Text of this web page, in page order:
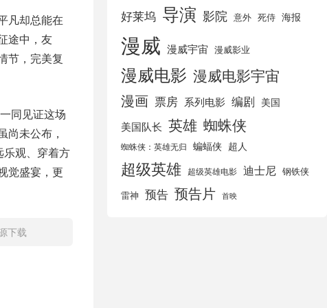
凡却总能在
途中，友
节，完美复
同见证这场
尚未公布，
乐观、穿着方
觉盛宴，更
下载
好莱坞 导演 影院 意外 死侍 海报
漫威 漫威宇宙 漫威影业
漫威电影 漫威电影宇宙
漫画 票房 系列电影 编剧 美国
美国队长 英雄 蜘蛛侠
蜘蛛侠：英雄无归 蝙蝠侠 超人
超级英雄 超级英雄电影 迪士尼 钢铁侠
雷神 预告 预告片 首映